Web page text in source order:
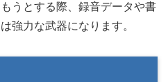
うとする際、録音データや書
強力な武器になります。